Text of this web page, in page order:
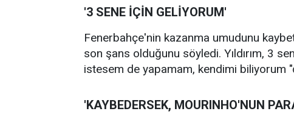
'3 SENE İÇİN GELİYORUM'
Fenerbahçe'nin kazanma umudunu
son şans olduğunu söyledi. Yıldırım, 3
istesem de yapamam, kendimi biliyorum
'KAYBEDERSEK, MOURINHO'NUN